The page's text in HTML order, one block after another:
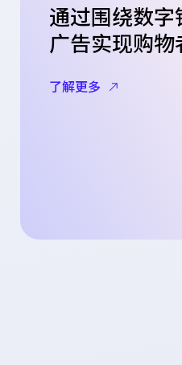
通过围绕数
广告实现购
了解更多